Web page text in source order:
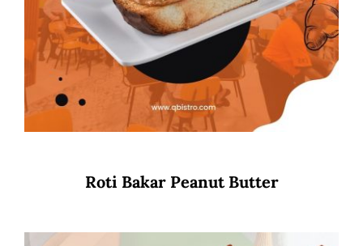
Roti Bakar Peanut Butter